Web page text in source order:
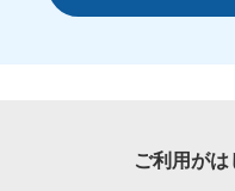
ご利用がは